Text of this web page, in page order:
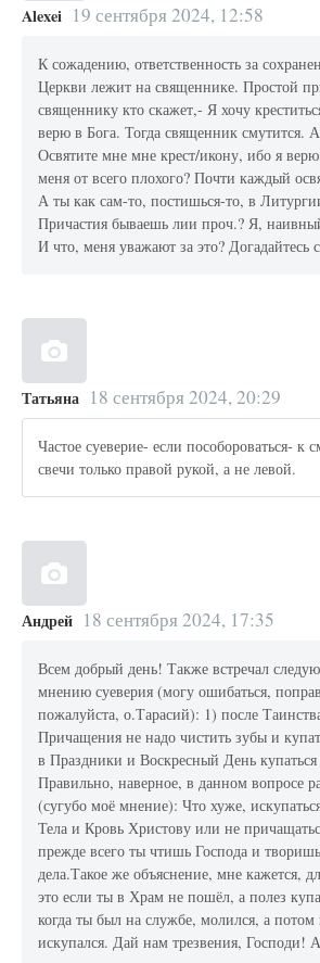
Alexei 19 сентября 2024, 12:58
К сожадению, ответственность за
Церкви лежит на священнике. Простой
священнику кто скажет,- Я хочу
верю в Бога. Тогда священник смутится.
Освятите мне мне крест/икону, ибо я
меня от всего плохого? Почти каждый
А ты как сам-то, постишься-то, в
Причастия бываешь лии проч.? Я,
И что, меня уважают за это? Догадайтесь
Татьяна 18 сентября 2024, 20:29
Частое суеверие- если пособороваться- к
свечи только правой рукой, а не левой.
Андрей 18 сентября 2024, 17:35
Всем добрый день! Также встречал
мнению суеверия (могу ошибаться,
пожалуйста, о.Тарасий): 1) после
Причащения не надо чистить зубы и
в Праздники и Воскресный День купаться
Правильно, наверное, в данном вопросе
(сугубо моё мнение): Что хуже,
Тела и Кровь Христову или не
прежде всего ты чтишь Господа и
дела.Такое же объяснение, мне кажется,
это если ты в Храм не пошёл, а полез
когда ты был на службе, молился, а
искупался. Дай нам трезвения, Господи!